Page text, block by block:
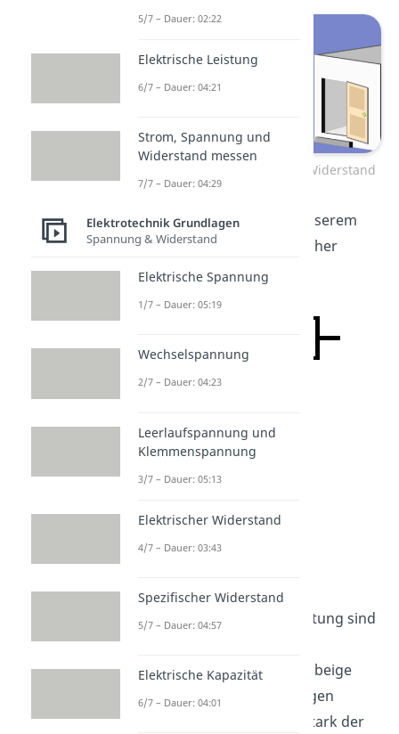
Veranschaulichung für den Widerstand
Auf dem Papier, bzw. in unserem
Schaltplan sieht ein ohmscher
Widerstand so aus:
In einer elektrischen Schaltung sind
eingebaut, sondern kleine beige
Kunststoffklötze mit farbigen
Ringen, die angeben wie stark der
5/7 – Dauer: 02:22
Elektrische Leistung
6/7 – Dauer: 04:21
Strom, Spannung und
Widerstand messen
7/7 – Dauer: 04:29
Elektrotechnik Grundlagen
Spannung & Widerstand
Elektrische Spannung
1/7 – Dauer: 05:19
Wechselspannung
2/7 – Dauer: 04:23
Leerlaufspannung und
Klemmenspannung
3/7 – Dauer: 05:13
Elektrischer Widerstand
4/7 – Dauer: 03:43
Spezifischer Widerstand
5/7 – Dauer: 04:57
Elektrische Kapazität
6/7 – Dauer: 04:01